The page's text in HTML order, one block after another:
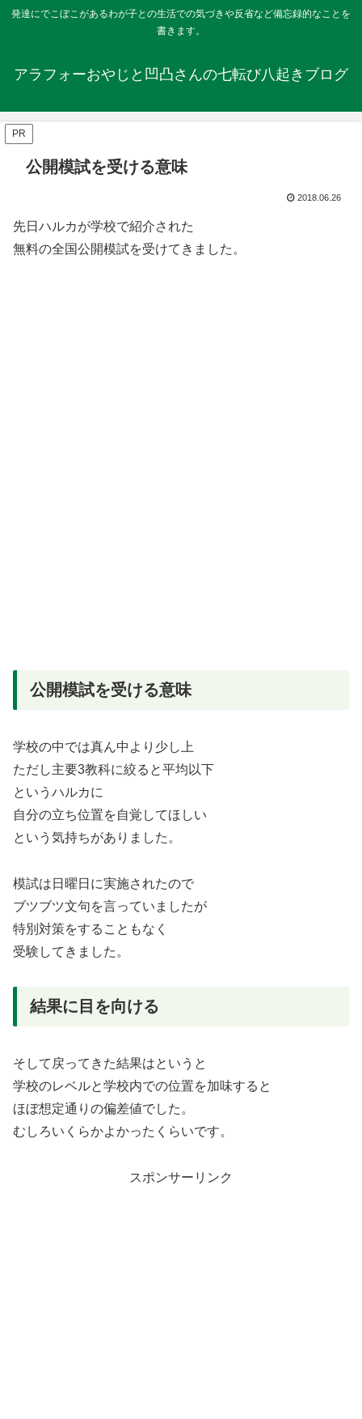
発達にでこぼこがあるわが子との生活での気づきや反省など備忘録的なことを
書きます。
アラフォーおやじと凹凸さんの七転び八起きブログ
PR
公開模試を受ける意味
2018.06.26
先日ハルカが学校で紹介された
無料の全国公開模試を受けてきました。
公開模試を受ける意味
学校の中では真ん中より少し上
ただし主要3教科に絞ると平均以下
というハルカに
自分の立ち位置を自覚してほしい
という気持ちがありました。
模試は日曜日に実施されたので
ブツブツ文句を言っていましたが
特別対策をすることもなく
受験してきました。
結果に目を向ける
そして戻ってきた結果はというと
学校のレベルと学校内での位置を加味すると
ほぼ想定通りの偏差値でした。
むしろいくらかよかったくらいです。
スポンサーリンク